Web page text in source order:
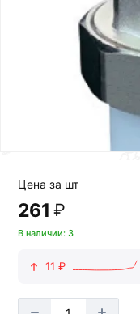
Цена за шт
261 ₽
В наличии: 3
11 ₽